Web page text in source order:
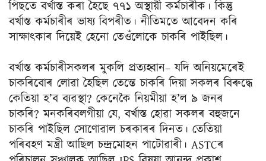
পিছতে বৰ্খাস্ত কৰা হৈছে ৭৭১ অস্থায়ী কৰ্মচাৰীক। কিন্তু
বৰ্খাস্ত কৰ্মচাৰীৰ ভাষ্য বিপৰীত। নীতিমতে আবেদন কৰি
সাক্ষাৎকাৰ দিয়েই হেনো তেওঁলোকে চাকৰি পাইছিল।
বৰ্খাস্ত কৰ্মচাৰীসকলৰ মুকলি প্ৰত্যহ্বান– যদি অনিয়মেৰেই
চাকৰিবোৰ লোৱা হৈছিল তেন্তে চাকৰি দিয়া সকলৰ বিৰুদ্ধে
কেতিয়া হ’ব ব্যৱস্থা? কেনেকৈ নিয়মীয়া হ’ল ৯ জনৰ
চাকৰি? মনকৰিবলগীয়া যে, বৰ্খাস্ত হোৱা সকলৰ বহুজনে
চাকৰি পাইছিল সোণোৱাল চৰকাৰৰ দিনত। তেতিয়া
পৰিবহণ মন্ত্ৰী আছিল চন্দ্ৰমোহন পাটোৱাৰী। ASTCৰ